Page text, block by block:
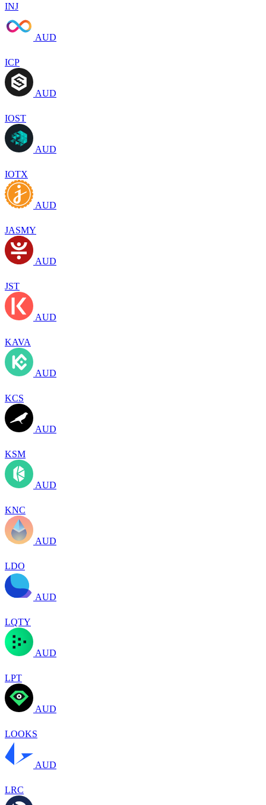
INJ
AUD
ICP
AUD
IOST
AUD
IOTX
AUD
JASMY
AUD
JST
AUD
KAVA
AUD
KCS
AUD
KSM
AUD
KNC
AUD
LDO
AUD
LQTY
AUD
LPT
AUD
LOOKS
AUD
LRC